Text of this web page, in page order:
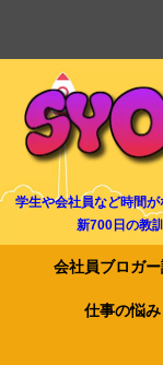
学生や会社員など時間
新700日の教
会社員ブロガ
仕事の悩み